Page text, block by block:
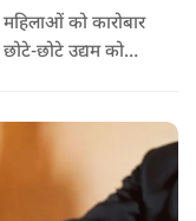
को कारोबार
छोटे उद्यम को